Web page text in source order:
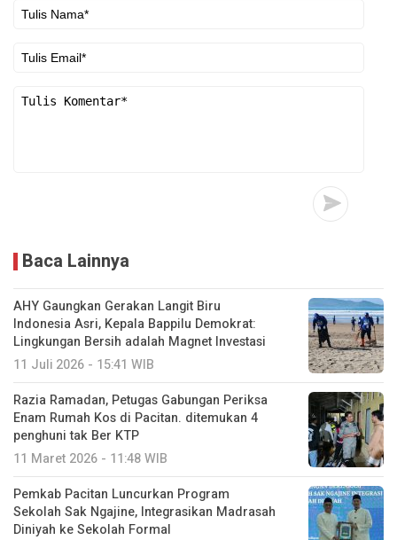
Baca Lainnya
AHY Gaungkan Gerakan Langit Biru
Indonesia Asri, Kepala Bappilu Demokrat:
Lingkungan Bersih adalah Magnet Investasi
11 Juli 2026 - 15:41 WIB
Razia Ramadan, Petugas Gabungan Periksa
Enam Rumah Kos di Pacitan. ditemukan 4
penghuni tak Ber KTP
11 Maret 2026 - 11:48 WIB
Pemkab Pacitan Luncurkan Program
Sekolah Sak Ngajine, Integrasikan Madrasah
Diniyah ke Sekolah Formal